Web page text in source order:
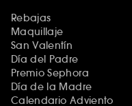
Rebajas
Maquillaje
San Valentín
Día del Padre
Premio Sephora
Día de la Madre
Calendario Adviento